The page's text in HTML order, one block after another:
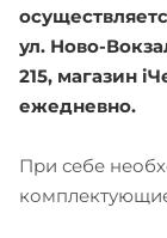
ул. Ново-
215, магазин
ежедневно.
При себе